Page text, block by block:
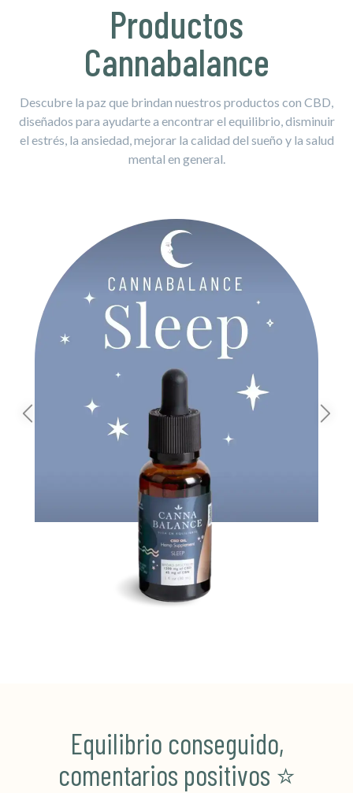
Productos
Cannabalance
Descubre la paz que brindan nuestros productos con CBD,
diseñados para ayudarte a encontrar el equilibrio, disminuir
el estrés, la ansiedad, mejorar la calidad del sueño y la salud
mental en general.
Equilibrio conseguido,
comentarios positivos ⭐️